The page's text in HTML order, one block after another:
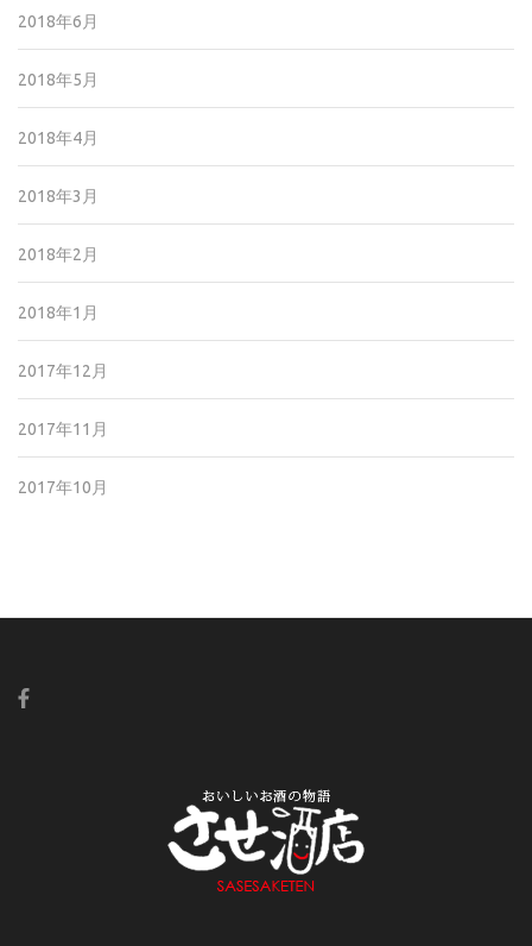
2018年6月
2018年5月
2018年4月
2018年3月
2018年2月
2018年1月
2017年12月
2017年11月
2017年10月